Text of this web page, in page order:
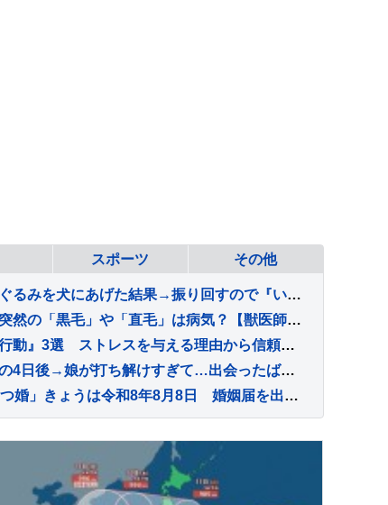
スポーツ その他
ゲームセンターで取ったぬいぐるみを犬にあげた結果→振り回すので『いじめないで』とお願いすると…愛おしい光景に反響「偉すぎて涙が出そう」
プードルの飼い主さん必見！突然の「黒毛」や「直毛」は病気？【獣医師執筆】
猫が驚いてしまう『飼い主の行動』3選 ストレスを与える理由から信頼関係への影響まで
秋田犬をお迎えして、たったの4日後→娘が打ち解けすぎて…出会ったばかりと思えない『まさかの光景』が93万再生「馴染んでて草」「相棒感ｗ」
「8」が3つ並ぶ日に「はちみつ婚」きょうは令和8年8月8日 婚姻届を出そうと都内の自治体窓口には多くのカップルが…